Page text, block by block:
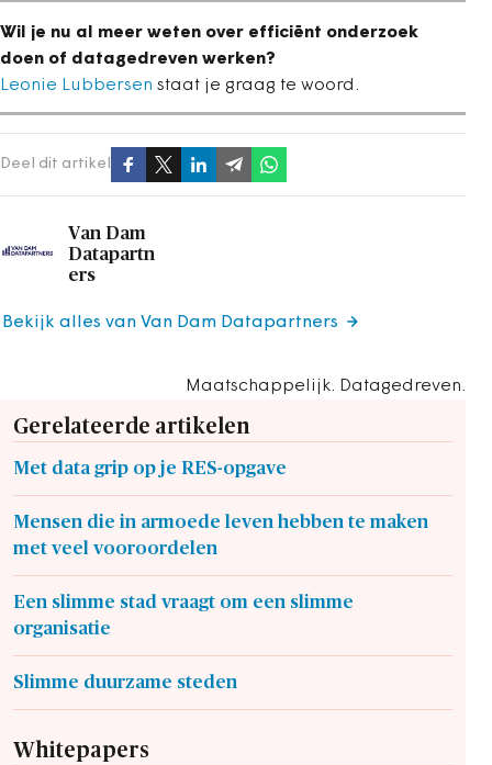
Wil je nu al meer weten over efficiënt onderzoek
doen of datagedreven werken?
Leonie Lubbersen staat je graag te woord.
Deel dit artikel
Van Dam
Datapartn
ers
Maatschappelijk. Datagedreven.
Bekijk alles van Van Dam Datapartners
Gerelateerde artikelen
Met data grip op je RES-opgave
Mensen die in armoede leven hebben te maken
met veel vooroordelen
Een slimme stad vraagt om een slimme
organisatie
Slimme duurzame steden
Whitepapers